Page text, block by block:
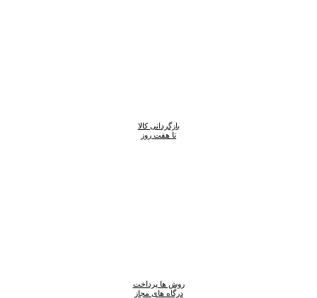
بازگردانی کالا
تا هفت روز
روش ها پرداخت
درگاه های مجاز